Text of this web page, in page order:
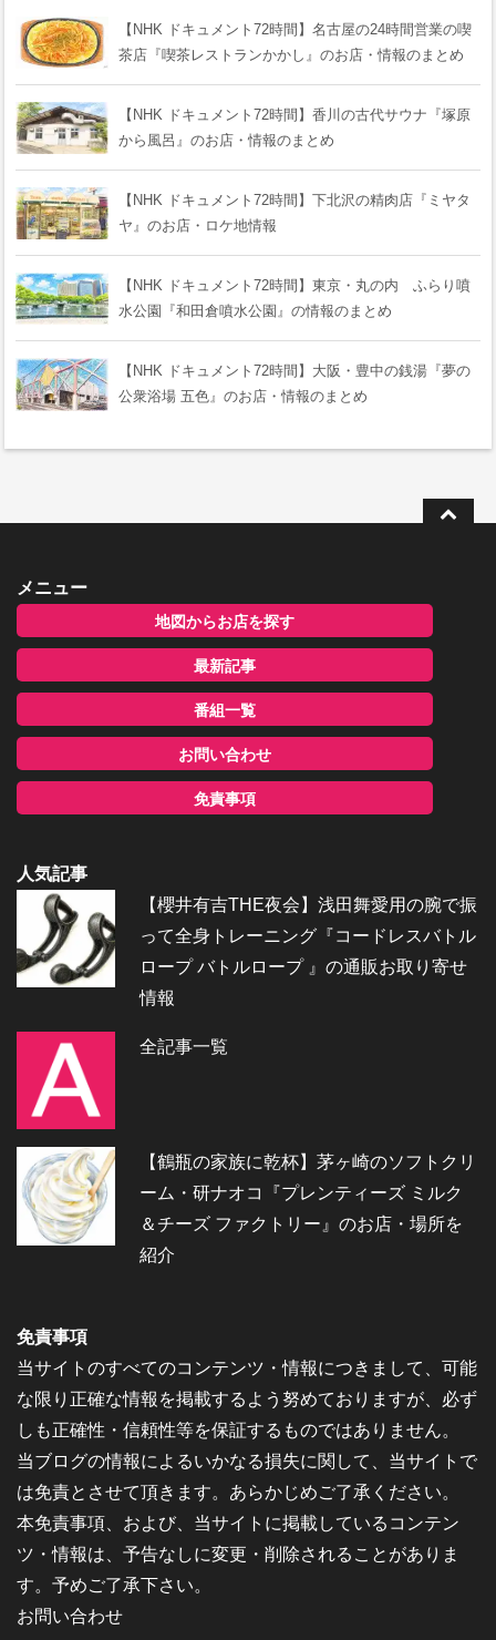
【NHK ドキュメント72時間】名古屋の24時間営業の喫
茶店『喫茶レストランかかし』のお店・情報のまとめ
【NHK ドキュメント72時間】香川の古代サウナ『塚原
から風呂』のお店・情報のまとめ
【NHK ドキュメント72時間】下北沢の精肉店『ミヤタ
ヤ』のお店・ロケ地情報
【NHK ドキュメント72時間】東京・丸の内 ふらり噴
水公園『和田倉噴水公園』の情報のまとめ
【NHK ドキュメント72時間】大阪・豊中の銭湯『夢の
公衆浴場 五色』のお店・情報のまとめ
メニュー
地図からお店を探す
最新記事
番組一覧
お問い合わせ
免責事項
人気記事
【櫻井有吉THE夜会】浅田舞愛用の腕で振
って全身トレーニング『コードレスバトル
ロープ バトルロープ 』の通販お取り寄せ
情報
全記事一覧
【鶴瓶の家族に乾杯】茅ヶ崎のソフトクリ
ーム・研ナオコ『プレンティーズ ミルク
＆チーズ ファクトリー』のお店・場所を
紹介
免責事項
当サイトのすべてのコンテンツ・情報につきまして、可能
な限り正確な情報を掲載するよう努めておりますが、必ず
しも正確性・信頼性等を保証するものではありません。
当ブログの情報によるいかなる損失に関して、当サイトで
は免責とさせて頂きます。あらかじめご了承ください。
本免責事項、および、当サイトに掲載しているコンテン
ツ・情報は、予告なしに変更・削除されることがありま
す。予めご了承下さい。
お問い合わせ